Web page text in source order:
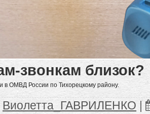
звонкам близок?
в ОМВД России по Тихорецкому району.
Виолетта_ГАВРИЛЕНКО